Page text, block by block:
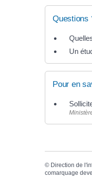
Questions
Un
Pour en
© Direction de
comarquage